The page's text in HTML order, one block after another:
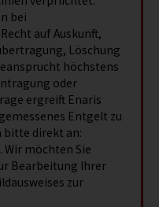
bei
auf Auskunft,
Löschung
höchstens
oder
ergreift Enaris
Entgelt zu
bitte direkt an:
möchten Sie
Bearbeitung Ihrer
zur